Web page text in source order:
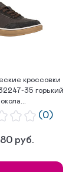
кроссовки
35 горький
(0)
руб.